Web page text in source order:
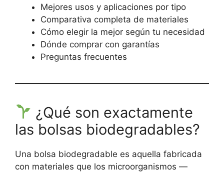
Mejores usos y aplicaciones por tipo
Comparativa completa de materiales
Cómo elegir la mejor según tu necesidad
Dónde comprar con garantías
Preguntas frecuentes
¿Qué son exactamente
las bolsas biodegradables?
Una bolsa biodegradable es aquella fabricada
con materiales que los microorganismos —